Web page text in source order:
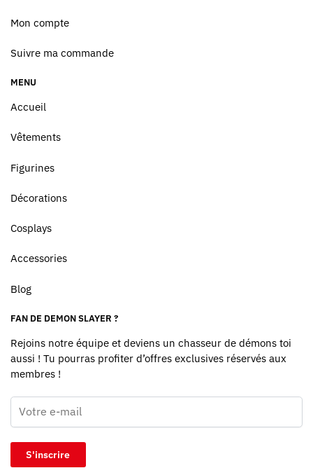
Mon compte
Suivre ma commande
MENU
Accueil
Vêtements
Figurines
Décorations
Cosplays
Accessories
Blog
FAN DE DEMON SLAYER ?
Rejoins notre équipe et deviens un chasseur de démons toi
aussi ! Tu pourras profiter d’offres exclusives réservés aux
membres !